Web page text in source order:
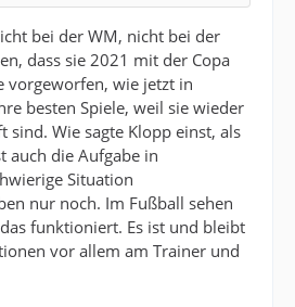
bei der WM, nicht bei der
dass sie 2021 mit der Copa
vorgeworfen, wie jetzt in
besten Spiele, weil sie wieder
Wie sagte Klopp einst, als
auch die Aufgabe in
Situation
nur noch. Im Fußball sehen
funktioniert. Es ist und bleibt
vor allem am Trainer und